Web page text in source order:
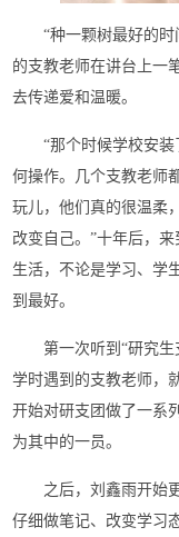
“种一颗树最好的
的支教老师在讲台上一
去传递爱和温暖。
“那个时候学校安
何操作。几个支教老师
玩儿，他们真的很温柔
改变自己。”十年后，
生活，不论是学习、学
到最好。
第一次听到“研究
学时遇到的支教老师，
开始对研支团做了一系
为其中的一员。
之后，刘鑫雨开始
仔细做笔记、改变学习